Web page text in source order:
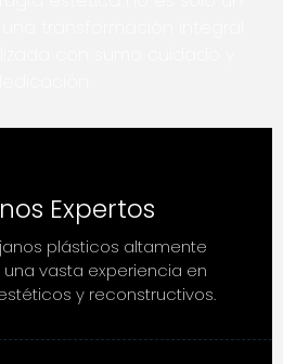
Expertos
plásticos altamente
vasta experiencia en
y reconstructivos.